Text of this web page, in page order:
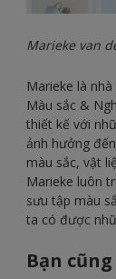
Marieke van
Marieke là
Màu sắc &
thiết kế với
ảnh hưởng
màu sắc, vật
Marieke luôn
sưu tập màu
ta có được
Bạn